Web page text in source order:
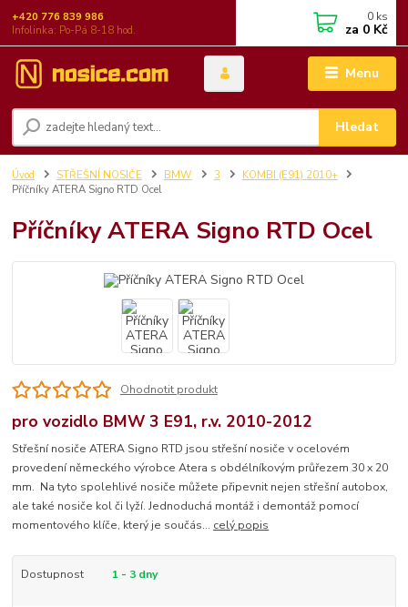
Menu
Hledat
+420 776 839 986
Infolinka: Po-Pá 8-18 hod.
0 ks
za 0 Kč
Úvod STŘEŠNÍ NOSIČE BMW 3
KOMBI (E91) 2010+
Příčníky ATERA Signo RTD Ocel
Příčníky ATERA Signo RTD Ocel
Ohodnotit produkt
pro vozidlo BMW 3 E91, r.v. 2010-2012
Střešní nosiče ATERA Signo RTD jsou střešní nosiče v ocelovém
provedení německého výrobce Atera s obdélníkovým průřezem 30 x 20
mm. Na tyto spolehlivé nosiče můžete připevnit nejen střešní autobox,
ale také nosiče kol či lyží. Jednoduchá montáž i demontáž pomocí
momentového klíče, který je součás... celý popis
Dostupnost 1 - 3 dny